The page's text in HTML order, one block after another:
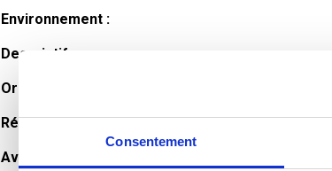
Consentement
Environnement :
Descriptif :
Organisation et horaires :
Rémunération :
Avantages :